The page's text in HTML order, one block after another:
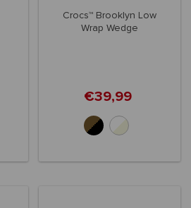
Crocs™ Brooklyn Low
Wrap Wedge
€39,99